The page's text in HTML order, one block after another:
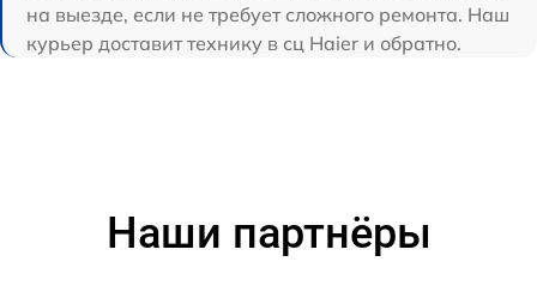
на выезде, если не требует сложного ремонта. Наш
курьер доставит технику в сц Haier и обратно.
Наши партнёры